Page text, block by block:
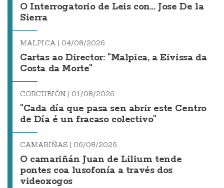
O Interrogatorio de Leis con... Jose De la
Sierra
MALPICA | 04/08/2026
Cartas ao Director: "Malpica, a Eivissa da
Costa da Morte"
CORCUBIÓN | 01/08/2026
"Cada día que pasa sen abrir este Centro
de Día é un fracaso colectivo"
CAMARIÑAS | 06/08/2026
O camariñán Juan de Lilium tende
pontes coa lusofonía a través dos
videoxogos